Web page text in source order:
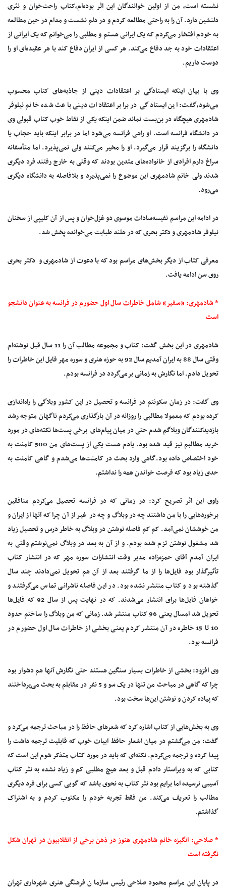
نشسته است، من از اولین خوانندگان این اثر بوده‌ام،‌کتاب راحت‌خوان و نثری
دلنشین دارد. آن را به راحتی مطالعه کردم و در دلم نشست و مدام در حین مطالعه
به خودم افتخار می‌کردم که یک ایرانی هستم و مطلبی را می‌خوانم که یک ایرانی از
اعتقادات خود به جد دفاع می‌کند. هر کسی از ایران دفاع کند با هر عقیده‌ای او را
دوست داریم.
وی با بیان اینکه ایستادگی بر اعتقادات دینی از جاذبه‌های کتاب محسوب
می‌شود‌،گفت: این ایستادگی در برابر اعتقادات دینی باعث شده خانم نیلوفر
شادمهری هیچگاه در بن‌بست نماند ضمن اینکه یکی از نقاط خوب کتاب قبولی وی
در دانشگاه فرانسه است. او راهی فرانسه می‌شود اما در برابر اینکه باید حجاب یا
دانشگاه را برگزیند قرار می‌گیرد. او را مخیر می‌کنند ولی نمی‌پذیرد. اما متأسفانه
سراغ دارم افرادی از خانواده‌های متدین بودند که وقتی به خارج رفتند فرد دیگری
شدند ولی خانم شادمهری این موضوع را نمی‌پذیرد و بلافاصله به دانشگاه دیگری
می‌رود.
در ادامه این مراسم نفیسه‌سادات موسوی دو غزل‌خوان و پس از آن کلیپی از سخنان
نیلوفر شادمهری و دکتر بحری که در هلند طبابت می‌خوانده پخش شد.
معرفی کتاب از دیگر بخش‌های مراسم بود که با دعوت از شادمهری و دکتر بحری
روی سن ادامه یافت.
* شادمهری: «سفیر» شامل خاطرات سال اول حضورم در فرانسه به عنوان دانشجو
است
شادمهری در این بخش گفت: کتاب و مجموعه مطالب آن را 11 سال قبل نوشته‌ام
وقتی سال 88 به ایران آمدیم سال 92 به حوزه هنری و سوره مهر فایل این خاطرات را
تحویل دادم. اما نگارش به زمانی برمی‌گردد در فرانسه بودم.
وی گفت: در زمان سکونتم در فرانسه و تحصیل در این کشور وبلاگی را راه‌اندازی
کرده بودم که معمولا مطالبی را روزانه در آن بارگذاری می‌کردم ناگهان متوجه رشد
بازدیدکنندگان وبلاگم شدم حتی در میان پیام‌های برخی پست‌ها نکته‌های در مورد
خرید مطالبم نیز قید شده بود. یادم هست یکی از پست‌های من 500 کامنت به
خود اختصاص داده بود.گاهی وارد بحث در کامنت‌ها می‌شدم و گاهی کامنت به
حدی زیاد بود که فرصت خواندن همه را نداشتم.
راوی این اثر تصریح کرد: در زمانی که در فرانسه تحصیل می‌کردم منافقین
برخوردهایی را با من داشتند چه در وبلاگ‌ و چه در غیر از آن چرا که آنها از ایران و
من خوششان نمی‌آمد. کم کم فاصله نوشتن در وبلاگ به خاطر درس و تحصیل زیاد
شد مشغول نوشتن تزم شده بودم. و از آن به بعد در وبلاگ نمی‌نوشتم وقتی به
ایران آمدم آقای حمزه‌زاده مدیر وقت انتشارات سوره مهر که در انتشار کتاب
تأثیرگذار بود فایل‌ها را از ما گرفتند بعد از آن هم تحویل نمی‌دادند چند سال
گذشته بود و کتاب منتشر نشده بود. در این فاصله ناشرانی تماس می‌گرفتند و
خواهان فایل‌ها برای انتشار می‌شدند. که در نهایت پس از سال 92 که فایل‌ها
تحویل شد امسال یعنی 96 کتاب منتشر شد. زمانی که من وبلاگ را ساختم حدود
10 تا 15 خاطره در آن منتشر کردم یعنی بخشی از خاطرات سال اول حضورم در
فرانسه بود.
وی افزود: بخشی از خاطرات بسیار سنگین هستند حتی نگارش آنها هم دشوار بود
چرا که گاهی در مباحث من تنها در یک سو و 5 نفر در مقابلم به بحث می‌پرداختند
که پیاده کردن و نوشتن این‌ها سخت بود.
وی به بخش‌هایی از کتاب اشاره کرد که شعرهای حافظ را در مباحث ترجمه می‌کرد و
گفت: من می‌گشتم در میان اشعار حافظ ابیات خوب که قابلیت ترجمه داشت را
پیدا کرده و ترجمه می‌کردم. نکته‌ای که باید در مورد کتاب متذکر شوم این است که
کتابی که به ویراستار دادم قبل و بعد هیچ مطلبی کم و زیاد نشده به نثر کتاب
آسیبی نرسیده اما برایم بود نثر کتاب به نحوی باشد که گویی کسی برای فرد دیگری
مطالب را تعریف می‌کند. من فقط تجربه خودم را مکتوب کردم و به اشتراک
گذاشتم.
* صلاحی: انگیزه خانم شادمهری هنوز در ذهن برخی از انقلابیون در تهران شکل
نگرفته است
در پایان این مراسم محمود صلاحی رئیس سازما ن فرهنگی هنری شهرداری تهران